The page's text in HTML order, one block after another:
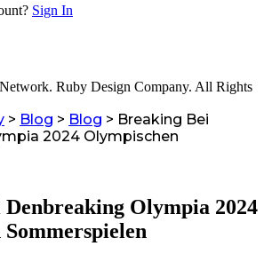
Sign In
Ruby Design Company. All Rights
> Blog > Blog > Breaking Bei
2024 Olympischen
Olympia 2024